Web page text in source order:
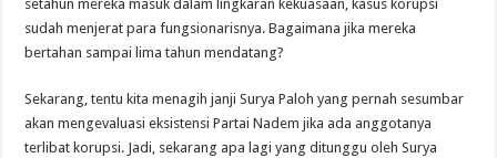
setahun mereka masuk dalam lingkaran kekuasaan, kasus korupsi
sudah menjerat para fungsionarisnya. Bagaimana jika mereka
bertahan sampai lima tahun mendatang?
Sekarang, tentu kita menagih janji Surya Paloh yang pernah sesumbar
akan mengevaluasi eksistensi Partai Nadem jika ada anggotanya
terlibat korupsi. Jadi, sekarang apa lagi yang ditunggu oleh Surya